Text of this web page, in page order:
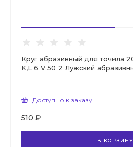
Круг абразивный для точила
K,L 6 V 50 2 Лужский
Доступно к заказу
510 ₽
В КОРЗИНУ